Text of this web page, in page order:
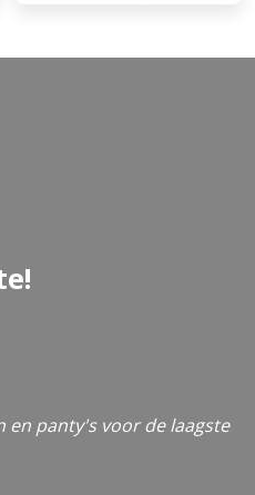
en panty's voor de laagste